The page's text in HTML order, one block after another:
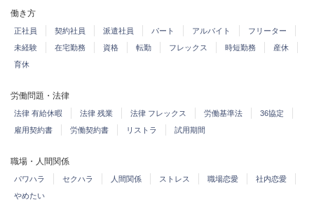
働き方
正社員 契約社員 派遣社員 パート アルバイト
フリーター
未経験
在宅勤務 資格 転勤 フレックス 時短勤務
産休
育休
労働問題・法律
法律 有給休暇 法律 残業 法律 フレックス 労働基準法
36協定
雇用契約書
労働契約書 リストラ 試用期間
職場・人間関係
パワハラ セクハラ 人間関係 ストレス 職場恋愛
社内恋愛
やめたい